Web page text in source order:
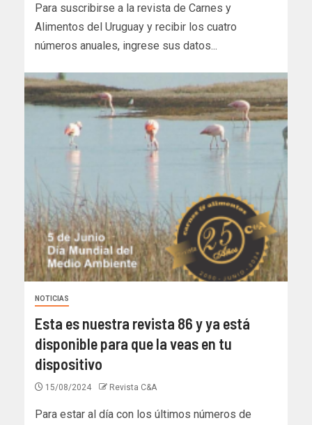
Para suscribirse a la revista de Carnes y
Alimentos del Uruguay y recibir los cuatro
números anuales, ingrese sus datos...
NOTICIAS
Esta es nuestra revista 86 y ya está
disponible para que la veas en tu
dispositivo
15/08/2024 Revista C&A
Para estar al día con los últimos números de